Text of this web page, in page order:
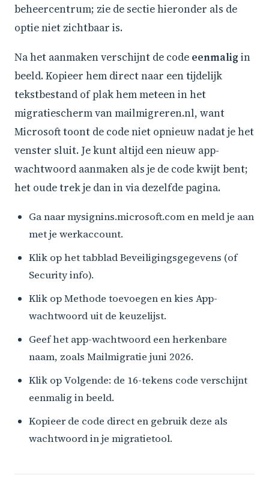
beheercentrum; zie de sectie hieronder als de
optie niet zichtbaar is.
Na het aanmaken verschijnt de code eenmalig in
beeld. Kopieer hem direct naar een tijdelijk
tekstbestand of plak hem meteen in het
migratiescherm van mailmigreren.nl, want
Microsoft toont de code niet opnieuw nadat je het
venster sluit. Je kunt altijd een nieuw app-
wachtwoord aanmaken als je de code kwijt bent;
het oude trek je dan in via dezelfde pagina.
Ga naar mysignins.microsoft.com en meld je aan
met je werkaccount.
Klik op het tabblad Beveiligingsgegevens (of
Security info).
Klik op Methode toevoegen en kies App-
wachtwoord uit de keuzelijst.
Geef het app-wachtwoord een herkenbare
naam, zoals Mailmigratie juni 2026.
Klik op Volgende: de 16-tekens code verschijnt
eenmalig in beeld.
Kopieer de code direct en gebruik deze als
wachtwoord in je migratietool.